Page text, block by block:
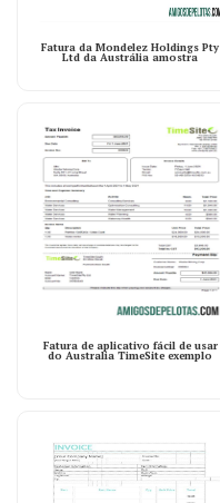
Fatura da Mondelez Holdings Pty
Ltd da Austrália amostra
Fatura de aplicativo fácil de usar
do Australia TimeSite exemplo